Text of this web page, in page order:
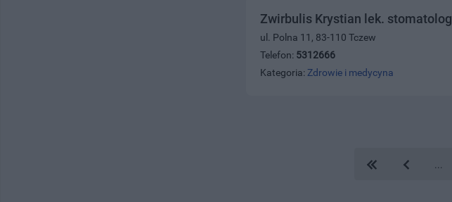
Zwirbulis Krystian lek. stomatolog
ul. Polna 11, 83-110 Tczew
Telefon: 5312666
Kategoria: Zdrowie i medycyna